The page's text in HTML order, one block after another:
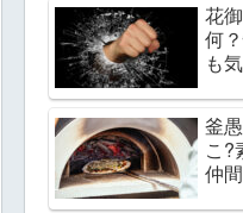
花
何
も
釜
こ?
仲